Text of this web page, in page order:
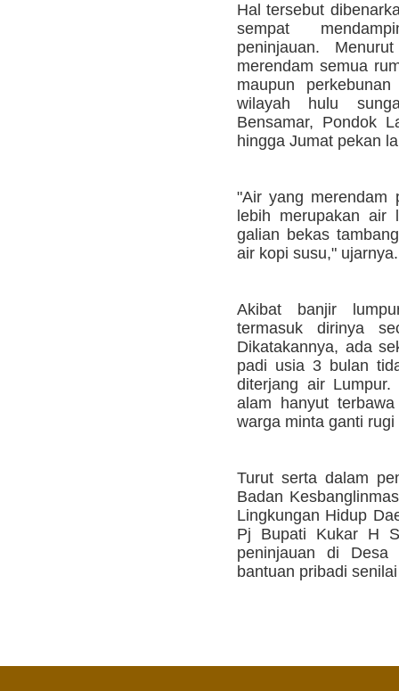
Hal tersebut
sempat
peninjauan.
merendam semua
maupun
wilayah hulu
Bensamar, Pondok
hingga Jumat pekan
"Air yang merendam
lebih merupakan air
galian bekas
air kopi susu," ujarnya.
Akibat banjir
termasuk dirinya
Dikatakannya, ada
padi usia 3 bulan
diterjang air
alam hanyut
warga minta ganti
Turut serta dalam
Badan
Lingkungan Hidup
Pj Bupati Kukar H
peninjauan di Desa
bantuan pribadi